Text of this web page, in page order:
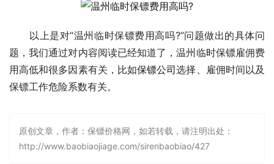
以上是对“温州临时保镖费用高吗?”问题做出的具体问
题，我们通过对内容阅读已经知道了，温州临时保镖雇佣费
用高低和很多因素有关，比如保镖公司选择、雇佣时间以及
保镖工作危险系数有关。
原创文章，作者：保镖价格网，如若转载，请注明出处：
http://www.baobiaojiage.com/sirenbaobiao/427